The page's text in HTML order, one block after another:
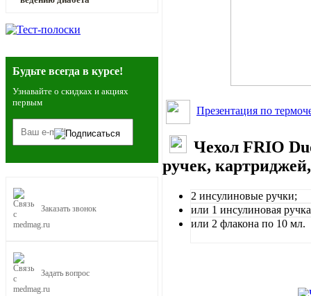
Будьте всегда в курсе!
Узнавайте о скидках и акциях
первым
Заказать звонок
Задать вопрос
Презентация по
Чехол FRIO
ручек,
2 инсулиновые ручки;
или 1 инсулиновая
или 2 флакона по 10 мл.